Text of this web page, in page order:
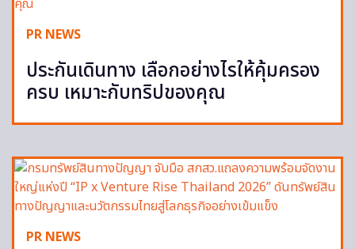
PR NEWS
ประกันเดินทาง เลือกอย่างไรให้คุ้มครอง
ครบ เหมาะกับทริปของคุณ
PR NEWS